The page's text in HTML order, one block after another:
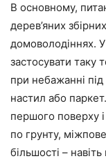
В основному,
дерев’яних
домоволодіннях.
застосувати таку
при небажанні
настил або
першого поверху
по грунту,
більшості –